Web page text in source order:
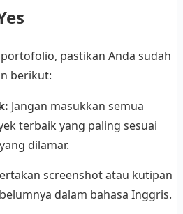
pastikan Anda sudah
berikut:
Jangan masukkan semua
terbaik yang paling sesuai
dilamar.
screenshot atau kutipan
dalam bahasa Inggris.